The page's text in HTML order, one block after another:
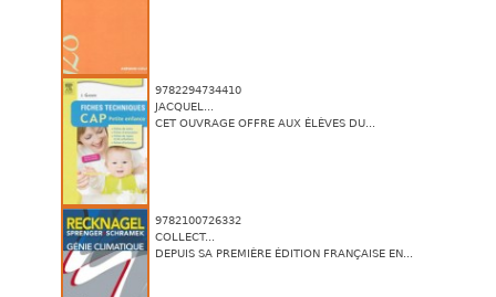
9782294734410
JACQUEL...
CET OUVRAGE OFFRE AUX ÉLÈVES DU...
9782100726332
COLLECT...
DEPUIS SA PREMIÈRE ÉDITION FRANÇAISE EN...